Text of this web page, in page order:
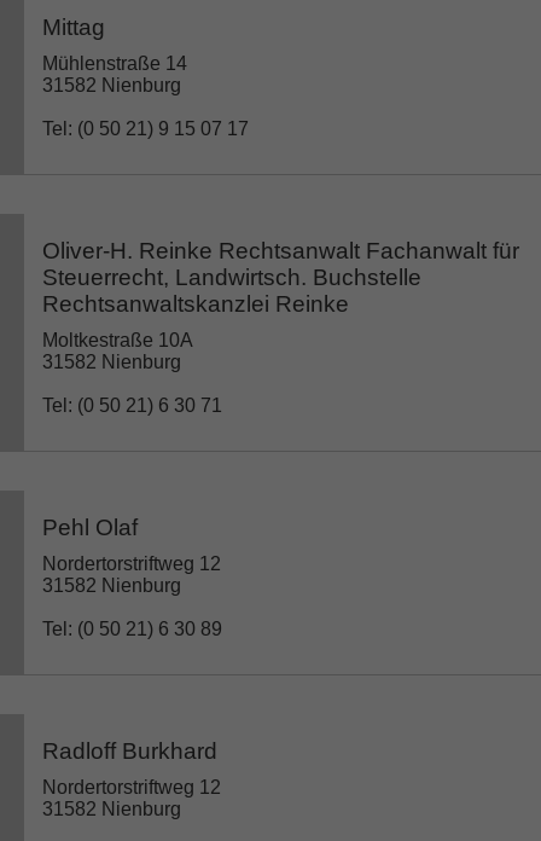
Mittag
Mühlenstraße 14
31582 Nienburg
Tel: (0 50 21) 9 15 07 17
Oliver-H. Reinke Rechtsanwalt Fachanwalt für
Steuerrecht, Landwirtsch. Buchstelle
Rechtsanwaltskanzlei Reinke
Moltkestraße 10A
31582 Nienburg
Tel: (0 50 21) 6 30 71
Pehl Olaf
Nordertorstriftweg 12
31582 Nienburg
Tel: (0 50 21) 6 30 89
Radloff Burkhard
Nordertorstriftweg 12
31582 Nienburg